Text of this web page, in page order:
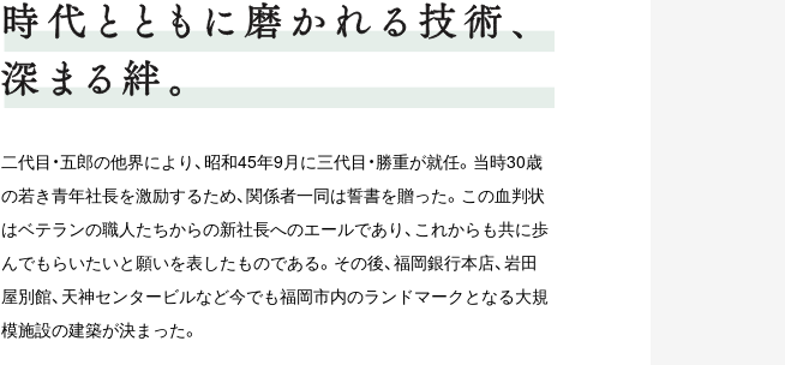
二代目・五郎の他界により、昭和45年9月に三代目・勝重が就任。当時30歳
の若き青年社長を激励するため、関係者一同は誓書を贈った。この血判状
はベテランの職人たちからの新社長へのエールであり、これからも共に歩
んでもらいたいと願いを表したものである。その後、福岡銀行本店、岩田
屋別館、天神センタービルなど今でも福岡市内のランドマークとなる大規
模施設の建築が決まった。